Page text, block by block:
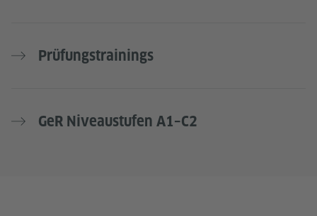
Prüfungstrainings
GeR Niveaustufen A1–C2